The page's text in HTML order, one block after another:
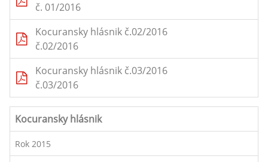
č. 01/2016
Kocuransky hlásnik č.02/2016
č.02/2016
Kocuransky hlásnik č.03/2016
č.03/2016
Kocuransky hlásnik
Rok 2015